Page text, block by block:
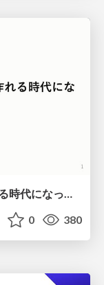
生成AIで帳票OCRが「簡単に」作れる時代になった？
0 380